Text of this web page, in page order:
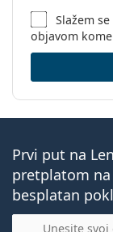
Slažem
objavom
Prvi put na
pretplatom
besplatan
E-mail